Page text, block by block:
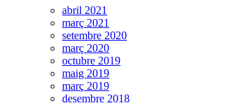
abril 2021
març 2021
setembre 2020
març 2020
octubre 2019
maig 2019
març 2019
desembre 2018